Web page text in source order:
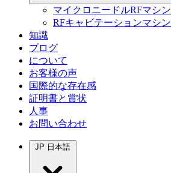
マイクロニードルRFマシン
RFキャビテーションマシン
知識
ブログ
について
お客様の声
国際的な存在感
証明書と賞状
人事
お問い合わせ
JP 日本語